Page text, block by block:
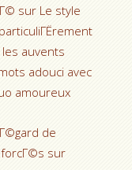
sur Le style
auvents
adouci avec
amoureux
de
sur